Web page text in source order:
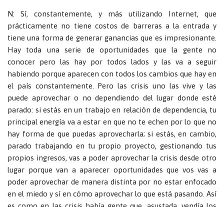
N: Sí, constantemente, y más utilizando Internet, que
prácticamente no tiene costos de barreras a la entrada y
tiene una forma de generar ganancias que es impresionante.
Hay toda una serie de oportunidades que la gente no
conocer pero las hay por todos lados y las va a seguir
habiendo porque aparecen con todos los cambios que hay en
el país constantemente. Pero las crisis uno las vive y las
puede aprovechar o no dependiendo del lugar donde esté
parado: si estás en un trabajo en relación de dependencia, tu
principal energía va a estar en que no te echen por lo que no
hay forma de que puedas aprovecharla; si estás, en cambio,
parado trabajando en tu propio proyecto, gestionando tus
propios ingresos, vas a poder aprovechar la crisis desde otro
lugar porque van a aparecer oportunidades que vos vas a
poder aprovechar de manera distinta por no estar enfocado
en el miedo y sí en cómo aprovechar lo que está pasando. Así